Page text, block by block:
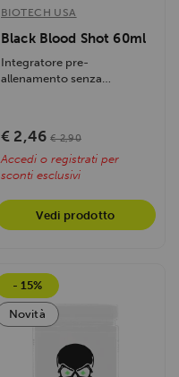
BIOTECH USA
Black Blood Shot 60ml
Integratore pre-
allenamento senza
€ 2,46 € 2,90
Accedi o registrati per
sconti esclusivi
Vedi prodotto
- 15%
Novità